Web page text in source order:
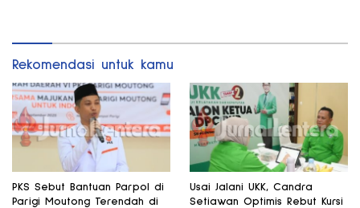
Rekomendasi untuk kamu
PKS Sebut Bantuan Parpol di
Parigi Moutong Terendah di
Usai Jalani UKK, Candra
Setiawan Optimis Rebut Kursi